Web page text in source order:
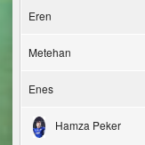
Eren
Metehan
Enes
Hamza Peker